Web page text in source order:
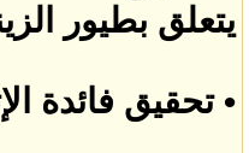
يتعلق بطيور
• تحقيق فائدة